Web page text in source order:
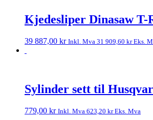
Kjedesliper Dinasaw T-
39 887,00 kr Inkl. Mva 31 909,60 krEks.
Sylinder sett til
779,00 kr Inkl. Mva 623,20 krEks. Mva